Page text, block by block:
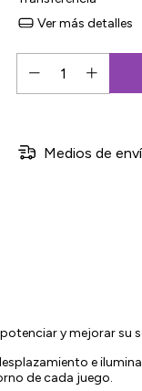
Ver más detalles
Medios de
y mejorar su
e
de cada juego.